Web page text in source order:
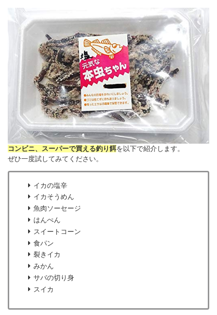
コンビニ、スーパーで買える釣り餌を以下で紹介します。
ぜひ一度試してみてください。
イカの塩辛
イカそうめん
魚肉ソーセージ
はんぺん
スイートコーン
食パン
裂きイカ
みかん
サバの切り身
スイカ